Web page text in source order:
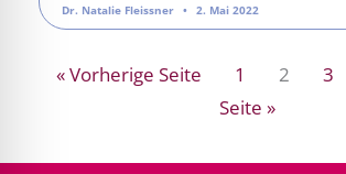
Dr. Natalie Fleissner 2. Mai 2022
« Vorherige Seite 1 2 3
Seite »